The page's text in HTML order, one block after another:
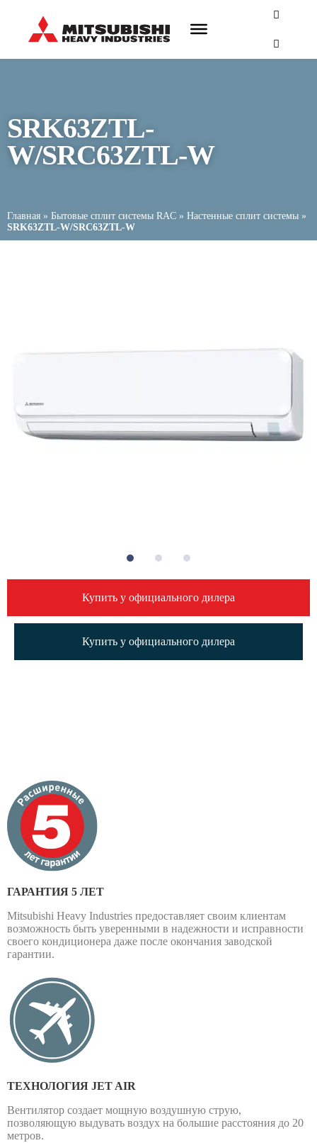
SRK63ZTL-
W/SRC63ZTL-W
Главная » Бытовые сплит системы RAC » Настенные сплит системы »
SRK63ZTL-W/SRC63ZTL-W
Купить у официального дилера
Купить у официального дилера
ГАРАНТИЯ 5 ЛЕТ
Mitsubishi Heavy Industries предоставляет своим клиентам
возможность быть уверенными в надежности и исправности
своего кондиционера даже после окончания заводской
гарантии.
ТЕХНОЛОГИЯ JET AIR
Вентилятор создает мощную воздушную струю,
позволяющую выдувать воздух на большие расстояния до 20
метров.